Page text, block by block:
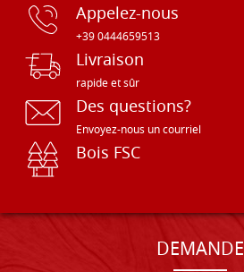
Appelez-nous
+39 0444659513
Livraison
rapide et sûr
Des questions?
Envoyez-nous un courriel
Bois FSC
DEMANDE